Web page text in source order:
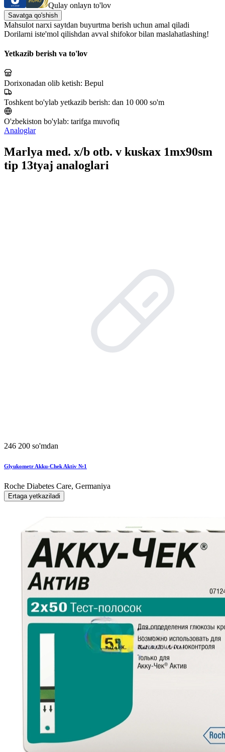
Qulay onlayn to'lov
Savatga qo'shish
Mahsulot narxi saytdan buyurtma berish uchun amal qiladi
Dorilarni iste'mol qilishdan avval shifokor bilan maslahatlashing!
Yetkazib berish va to'lov
Dorixonadan olib ketish: Bepul
Toshkent bo'ylab yetkazib berish: dan 10 000 so'm
O'zbekiston bo'ylab: tarifga muvofiq
Analoglar
Marlya med. x/b otb. v kuskax 1mx90sm
tip 13tyaj analoglari
246 200 so'mdan
Glyukometr Akku-Chek Aktiv №1
Roche Diabetes Care, Germaniya
Ertaga yetkaziladi